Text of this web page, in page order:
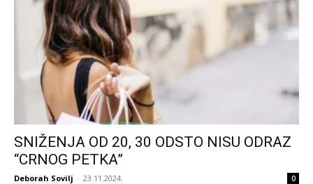
SNIŽENJA OD 20, 30 ODSTO NISU ODRAZ
“CRNOG PETKA”
Deborah Sovilj - 23.11.2024. 0